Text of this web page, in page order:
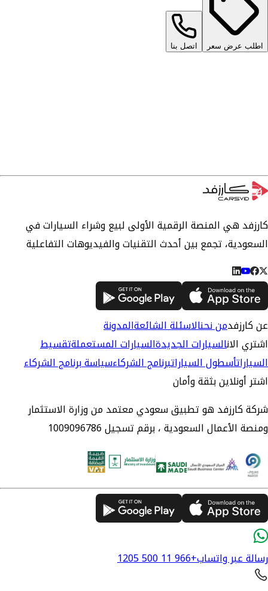
اطلب عرض سعر اتصل بنا
كارزفد هي المنصة الرقمية الأولى لبيع وشراء السيارات في
السعودية، تجمع بين أحدث التقنيات والفيديوهات التفاعلية
عن كارزفدمن نحنالاسئلة الشائعةالمدونة
اشتري الانالسيارات الجديدةالسيارات المستعملةتقسيط
السياراتأسطول السياراتبرنامج الشركاءسياسة برنامج الشركاء
اشتر أونلاين بثقة وأمان
شركة كارزفد هو تطبيق سعودي معتمد من وزارة الاستثمار
ومنصة الأعمال السعودية ، برقم تسجيل 1009096786
رسالة عبر واتساب+966 11 500 1205